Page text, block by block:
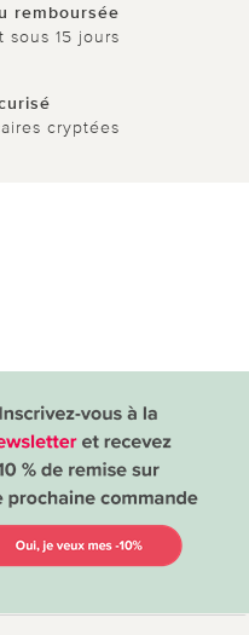
remboursée
sous 15 jours
cryptées